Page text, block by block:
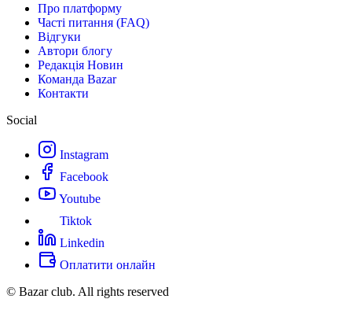
Про платформу
Часті питання (FAQ)
Відгуки
Автори блогу
Редакція Новин
Команда Bazar
Контакти
Social
Instagram
Facebook
Youtube
Tiktok
Linkedin
Оплатити онлайн
© Bazar club. All rights reserved